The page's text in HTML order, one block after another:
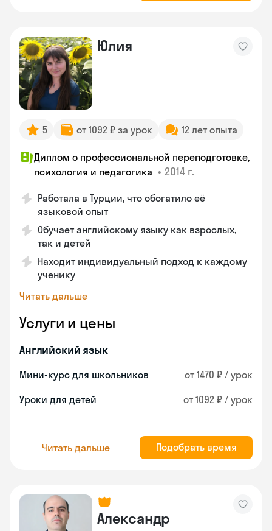
Юлия
5 от 1092 ₽ за урок 12 лет опыта
Диплом о профессиональной переподготовке,
психология и педагогика • 2014 г.
Работала в Турции, что обогатило её
языковой опыт
Обучает английскому языку как взрослых,
так и детей
Находит индивидуальный подход к каждому
ученику
Читать дальше
Услуги и цены
Английский язык
Мини-курс для школьников от 1470 ₽ / урок
Уроки для детей от 1092 ₽ / урок
Читать дальше Подобрать время
Александр